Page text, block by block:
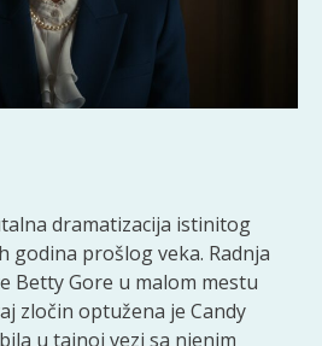
dramatizacija istinitog
godina prošlog veka. Radnja
Betty Gore u malom mestu
zločin optužena je Candy
u tajnoj vezi sa njenim